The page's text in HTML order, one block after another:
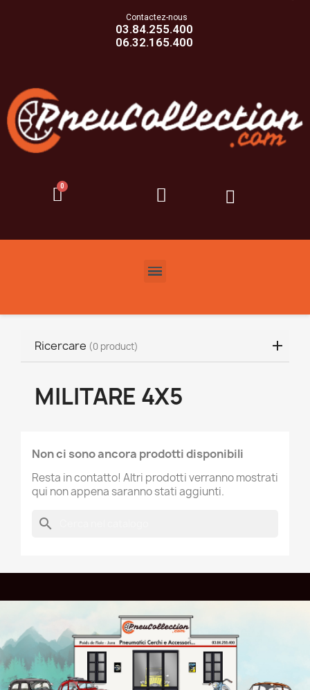
Contactez-nous
03.84.255.400
06.32.165.400
Ricercare (0 product)
MILITARE 4X5
Non ci sono ancora prodotti disponibili
Resta in contatto! Altri prodotti verranno mostrati
qui non appena saranno stati aggiunti.
search